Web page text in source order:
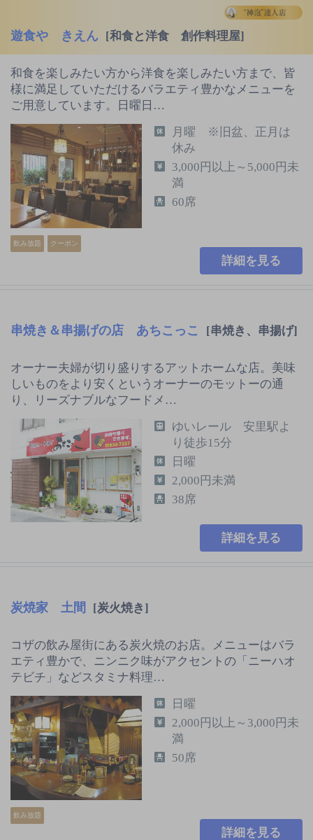
遊食や きえん [和食と洋食 創作料理屋]
和食を楽しみたい方から洋食を楽しみたい方まで、皆
様に満足していただけるバラエティ豊かなメニューを
ご用意しています。日曜日…
飲み放題 クーポン
月曜 ※旧盆、正月は
休み
3,000円以上～5,000円未
満
60席
詳細を見る
串焼き＆串揚げの店 あちこっこ [串焼き、串揚げ]
オーナー夫婦が切り盛りするアットホームな店。美味
しいものをより安くというオーナーのモットーの通
り、リーズナブルなフードメ…
ゆいレール 安里駅よ
り徒歩15分
日曜
2,000円未満
38席
詳細を見る
炭焼家 土間 [炭火焼き]
コザの飲み屋街にある炭火焼のお店。メニューはバラ
エティ豊かで、ニンニク味がアクセントの「ニーハオ
テビチ」などスタミナ料理…
飲み放題
日曜
2,000円以上～3,000円未
満
50席
詳細を見る